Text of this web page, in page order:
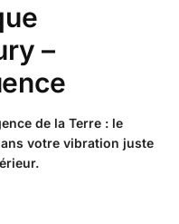
–
de la Terre : le
votre vibration juste